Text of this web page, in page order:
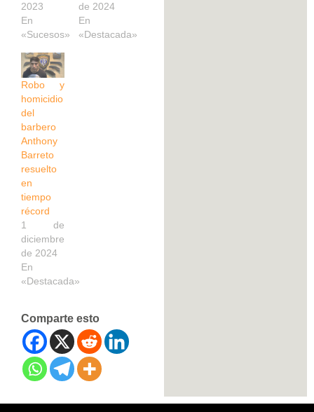
2023
En
«Sucesos»
de 2024
En
«Destacada»
Robo y
homicidio
del
barbero
Anthony
Barreto
resuelto
en
tiempo
récord
1 de
diciembre
de 2024
En
«Destacada»
Comparte esto